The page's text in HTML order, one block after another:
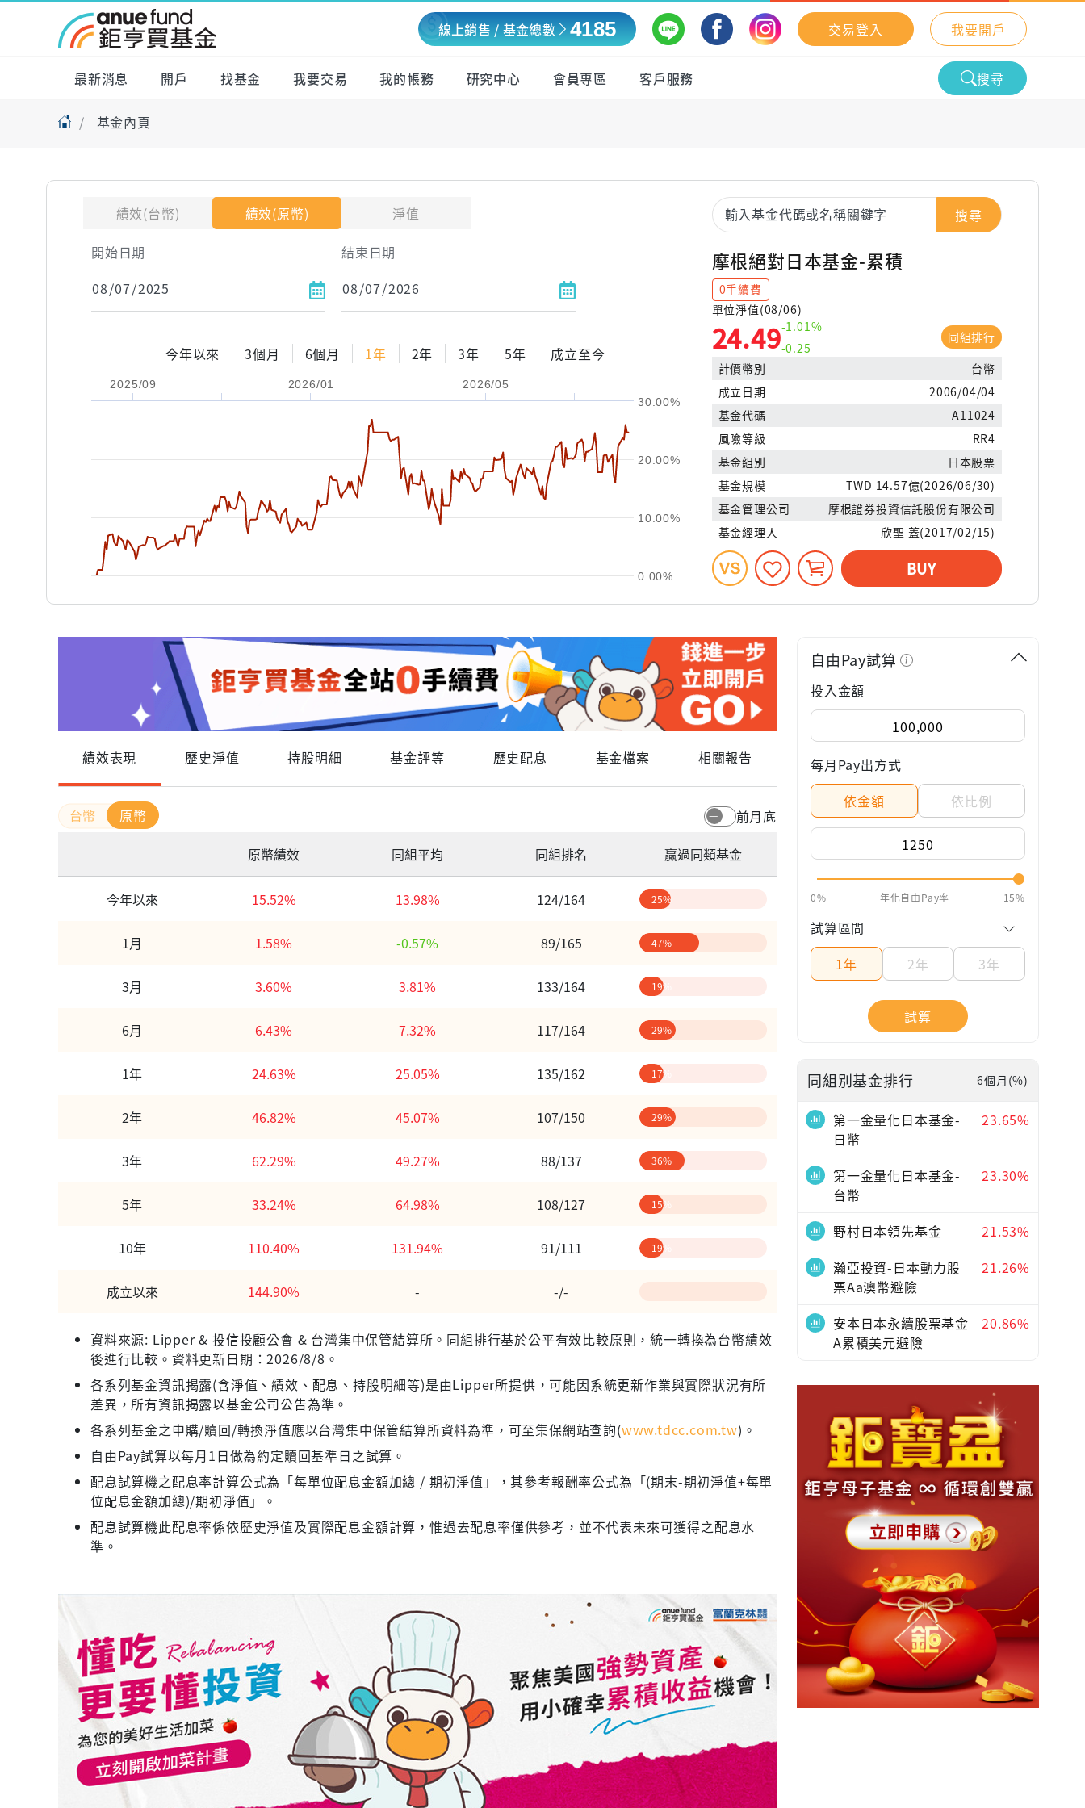
線上銷售 / 基金總數 4185 交易登入 我要開戶
最新消息 開戶 找基金 我要交易 我的帳務 研究中心 會員專區 客戶服務 搜尋
基金內頁
績效(台幣) 績效(原幣)
淨值
開始日期
結束日期
今年以來 3個月 6個月 1年 2年 3年 5年 成立至今
2025/09 2026/01 2026/05
0.00%
10.00%
20.00%
30.00%
搜尋
摩根絕對日本基金-累積
0手續費
單位淨值(08/06)
24.49-1.01%
-0.25
同組排行
計價幣別
台幣
成立日期
2006/04/04
基金代碼
A11024
風險等級
RR4
基金組別
日本股票
基金規模
TWD 14.57億(2026/06/30)
基金管理公司
摩根證券投資信託股份有限公司
基金經理人
欣聖 蓋(2017/02/15)
BUY
績效表現 歷史淨值 持股明細 基金評等 歷史配息 基金檔案 相關報告
原幣
前月底
原幣績效
同組平均 同組排名 贏過同類基金
今年以來 15.52% 13.98% 124/164 25%
1月 1.58% -0.57% 89/165 47%
3月 3.60% 3.81% 133/164 19%
6月 6.43% 7.32% 117/164 29%
1年 24.63% 25.05% 135/162 17%
2年 46.82% 45.07% 107/150 29%
3年 62.29% 49.27% 88/137 36%
5年 33.24% 64.98% 108/127 15%
10年 110.40% 131.94% 91/111 19%
成立以來 144.90% - -/-
資料來源: Lipper & 投信投顧公會 & 台灣集中保管結算所。同組排行基於公平有效比較原則，統一轉換為台幣績效
後進行比較。資料更新日期：2026/8/8。
各系列基金資訊揭露(含淨值、績效、配息、持股明細等)是由Lipper所提供，可能因系統更新作業與實際狀況有所
差異，所有資訊揭露以基金公司公告為準。
各系列基金之申購/贖回/轉換淨值應以台灣集中保管結算所資料為準，可至集保網站查詢(www.tdcc.com.tw)。
自由Pay試算以每月1日做為約定贖回基準日之試算。
配息試算機之配息率計算公式為「每單位配息金額加總 / 期初淨值」，其參考報酬率公式為「(期末-期初淨值+每單
位配息金額加總)/期初淨值」。
配息試算機此配息率係依歷史淨值及實際配息金額計算，惟過去配息率僅供參考，並不代表未來可獲得之配息水
準。
自由Pay試算
投入金額
每月Pay出方式
依金額
依比例
0% 年化自由Pay率 15%
試算區間
1年
2年 3年
試算
同組別基金排行 6個月(%)
第一金量化日本基金-
日幣
23.65%
第一金量化日本基金-
台幣
23.30%
野村日本領先基金
21.53%
瀚亞投資-日本動力股
票Aa澳幣避險
21.26%
安本日本永續股票基金
A累積美元避險
20.86%